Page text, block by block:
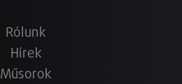
Rólunk
Hírek
Műsorok